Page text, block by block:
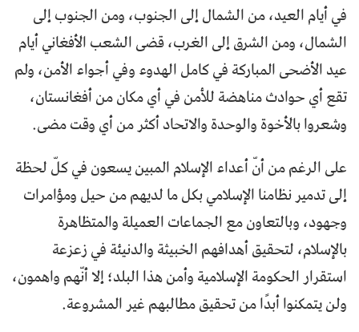
في أيام العيد، من الشمال إلى الجنوب، ومن الجنوب إلى
الشمال، ومن الشرق إلى الغرب، قضى الشعب الأفغاني أيام
عيد الأضحى المباركة في كامل الهدوء وفي أجواء الأمن، ولم
تقع أي حوادث مناهضة للأمن في أي مكان من أفغانستان،
وشعروا بالأخوة والوحدة والاتحاد أكثر من أي وقت مضى.
على الرغم من أنّ أعداء الإسلام المبين يسعون في كلّ لحظة
إلى تدمير نظامنا الإسلامي بكل ما لديهم من حيل ومؤامرات
وجهود، وبالتعاون مع الجماعات العميلة والمتظاهرة
بالإسلام، لتحقيق أهدافهم الخبيثة والدنيئة في زعزعة
استقرار الحكومة الإسلامية وأمن هذا البلد؛ إلا أنّهم واهمون،
ولن يتمكنوا أبدًا من تحقيق مطالبهم غير المشروعة.